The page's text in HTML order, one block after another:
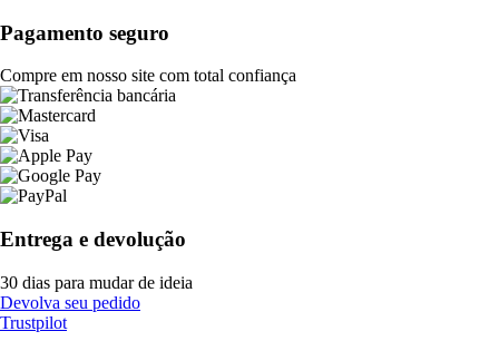
Pagamento seguro
Compre em nosso site com total confiança
Entrega e devolução
30 dias para mudar de ideia
Devolva seu pedido
Trustpilot